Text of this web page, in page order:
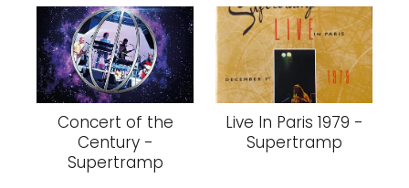
Concert of the
Century -
Supertramp
Live In Paris 1979 -
Supertramp